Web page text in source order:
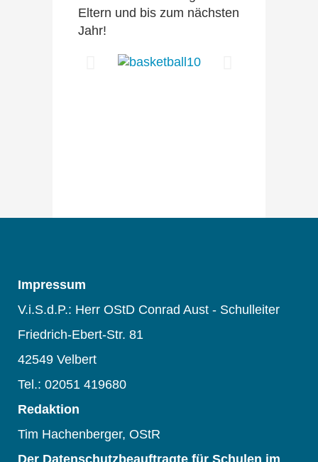
Eltern und bis zum nächsten
Jahr!
Impressum
V.i.S.d.P.: Herr OStD Conrad Aust - Schulleiter
Friedrich-Ebert-Str. 81
42549 Velbert
Tel.: 02051 419680
Redaktion
Tim Hachenberger, OStR